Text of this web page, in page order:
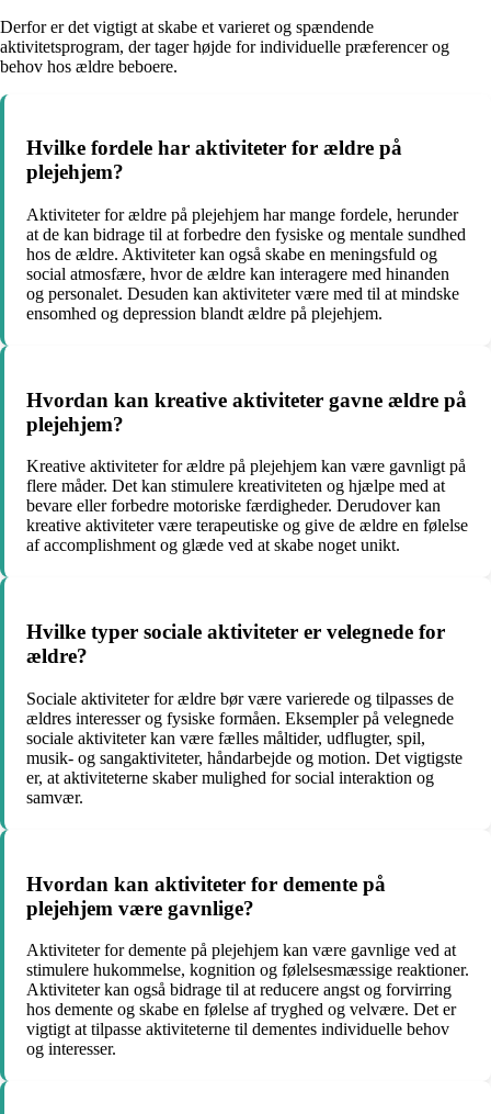
Derfor er det vigtigt at skabe et varieret og spændende
aktivitetsprogram, der tager højde for individuelle præferencer og
behov hos ældre beboere.
Hvilke fordele har aktiviteter for ældre på
plejehjem?
Aktiviteter for ældre på plejehjem har mange fordele, herunder
at de kan bidrage til at forbedre den fysiske og mentale sundhed
hos de ældre. Aktiviteter kan også skabe en meningsfuld og
social atmosfære, hvor de ældre kan interagere med hinanden
og personalet. Desuden kan aktiviteter være med til at mindske
ensomhed og depression blandt ældre på plejehjem.
Hvordan kan kreative aktiviteter gavne ældre på
plejehjem?
Kreative aktiviteter for ældre på plejehjem kan være gavnligt på
flere måder. Det kan stimulere kreativiteten og hjælpe med at
bevare eller forbedre motoriske færdigheder. Derudover kan
kreative aktiviteter være terapeutiske og give de ældre en følelse
af accomplishment og glæde ved at skabe noget unikt.
Hvilke typer sociale aktiviteter er velegnede for
ældre?
Sociale aktiviteter for ældre bør være varierede og tilpasses de
ældres interesser og fysiske formåen. Eksempler på velegnede
sociale aktiviteter kan være fælles måltider, udflugter, spil,
musik- og sangaktiviteter, håndarbejde og motion. Det vigtigste
er, at aktiviteterne skaber mulighed for social interaktion og
samvær.
Hvordan kan aktiviteter for demente på
plejehjem være gavnlige?
Aktiviteter for demente på plejehjem kan være gavnlige ved at
stimulere hukommelse, kognition og følelsesmæssige reaktioner.
Aktiviteter kan også bidrage til at reducere angst og forvirring
hos demente og skabe en følelse af tryghed og velvære. Det er
vigtigt at tilpasse aktiviteterne til dementes individuelle behov
og interesser.